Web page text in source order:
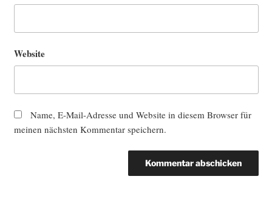
Website
Name, E-Mail-Adresse und Website in diesem Browser für
meinen nächsten Kommentar speichern.